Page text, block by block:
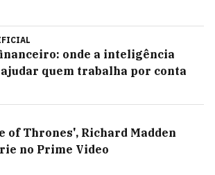
onde a inteligência
quem trabalha por conta
of Thrones', Richard Madden
no Prime Video